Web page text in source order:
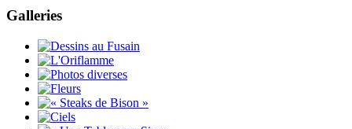
Galleries